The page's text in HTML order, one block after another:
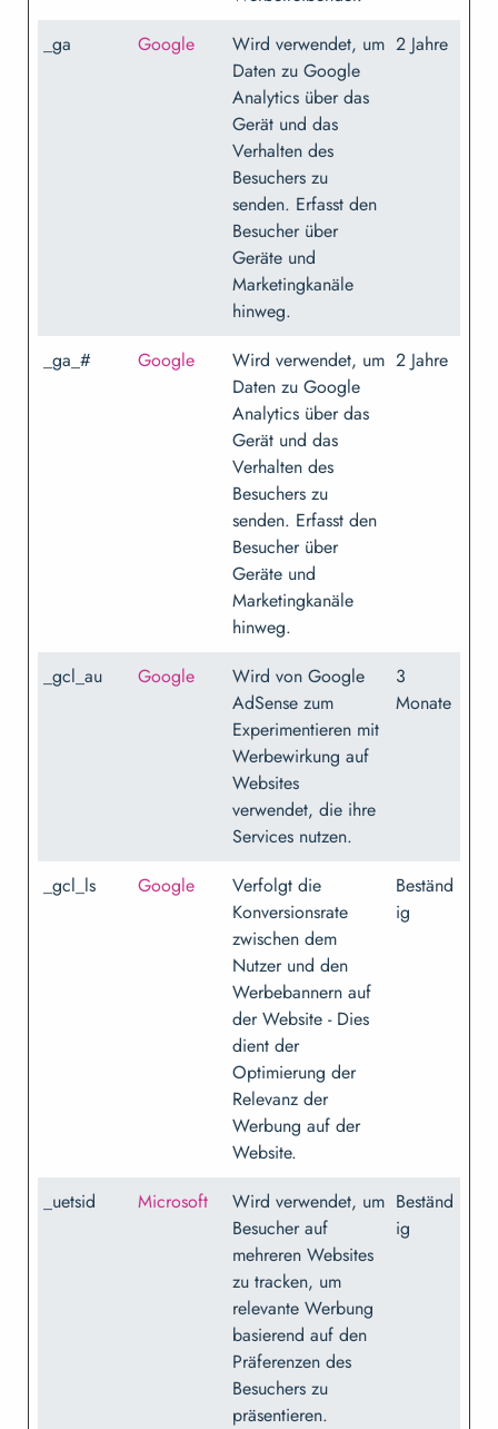
_ga
Google
Wird verwendet, um
Daten zu Google
Analytics über das
Gerät und das
Verhalten des
Besuchers zu
senden. Erfasst den
Besucher über
Geräte und
Marketingkanäle
hinweg.
2 Jahre
_ga_# Google
Wird verwendet, um
Daten zu Google
Analytics über das
Gerät und das
Verhalten des
Besuchers zu
senden. Erfasst den
Besucher über
Geräte und
Marketingkanäle
hinweg.
2 Jahre
_gcl_au Google
Wird von Google
AdSense zum
Experimentieren mit
Werbewirkung auf
Websites
verwendet, die ihre
Services nutzen.
3
Monate
_gcl_ls Google
Verfolgt die
Konversionsrate
zwischen dem
Nutzer und den
Werbebannern auf
der Website - Dies
dient der
Optimierung der
Relevanz der
Werbung auf der
Website.
Beständ
ig
_uetsid Microsoft
Wird verwendet, um
Besucher auf
mehreren Websites
zu tracken, um
relevante Werbung
basierend auf den
Präferenzen des
Besuchers zu
präsentieren.
Beständ
ig